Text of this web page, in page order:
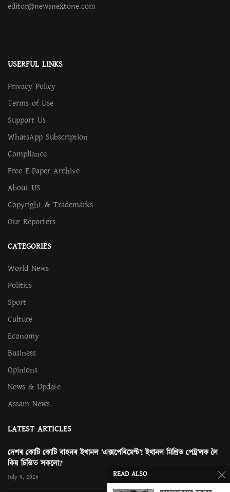
editor@newsnextone.com
USERFUL LINKS
Privacy Policy
Terms of Use
Support Us
WhatsApp Subscription
Compliance
Free E-Paper Archive
About US
Copyright & Trademarks
Our Reporters
CATEGORIES
World News
Politics
Sport
Culture
Economy
Business
Opinions
News & Update
Assam News
LATEST ARTICLES
দেশৰ কোটি কোটি বাহনৰ ইথানল ‘এক্সপেৰিমেণ্ট’! ইথানল মিশ্ৰিত পেট্ৰ’লক লৈ
কিয় চিন্তিত সকলো?
July 9, 2026 READ ALSO